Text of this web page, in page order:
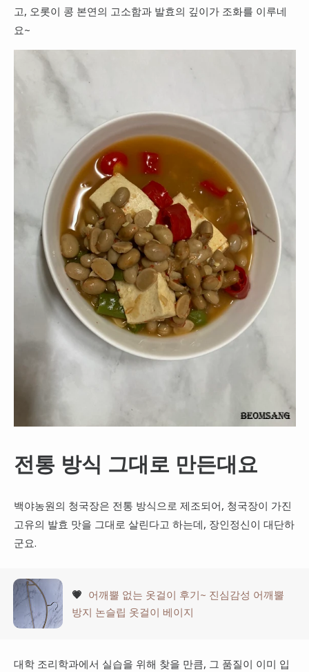
고, 오롯이 콩 본연의 고소함과 발효의 깊이가 조화를 이루네
요~
전통 방식 그대로 만든대요
백야농원의 청국장은 전통 방식으로 제조되어, 청국장이 가진
고유의 발효 맛을 그대로 살린다고 하는데, 장인정신이 대단하
군요.
💗 어깨뿔 없는 옷걸이 후기~ 진심감성 어깨뿔
방지 논슬립 옷걸이 베이지
대학 조리학과에서 실습을 위해 찾을 만큼, 그 품질이 이미 입